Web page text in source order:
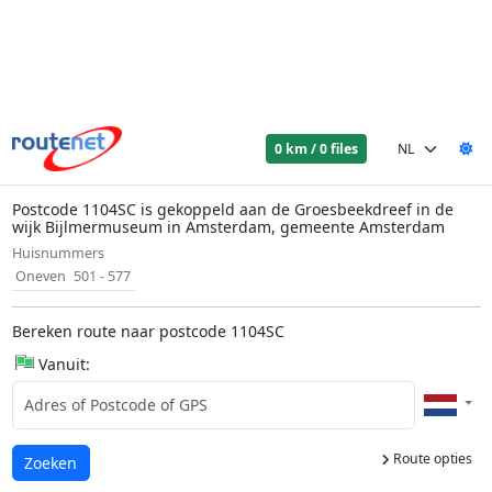
0 km / 0 files
Postcode 1104SC is gekoppeld aan de Groesbeekdreef in de
wijk Bijlmermuseum in Amsterdam, gemeente Amsterdam
Huisnummers
Oneven 501 - 577
Bereken route naar postcode 1104SC
Vanuit:
Route opties
Laden...
Zoeken